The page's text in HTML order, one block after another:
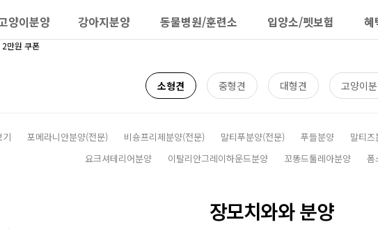
양이분양 강아지분양 동물병원/훈련소 입양소/펫보험 혜
소형견 중형견 대형견 고양이
기 포메라니안분양(전문) 비숑프리제분양(전문) 말티푸분양(전문) 푸들분양 말티즈
요크셔테리어분양
이탈리안그레이하운드분양 꼬똥드툴레아분양 폼
장모치와와 분양